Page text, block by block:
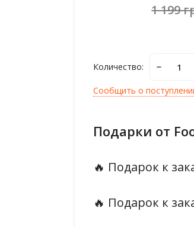
1 199
Количество:
Сообщить о
Подарки от
🔥 Подарок к
🔥 Подарок к